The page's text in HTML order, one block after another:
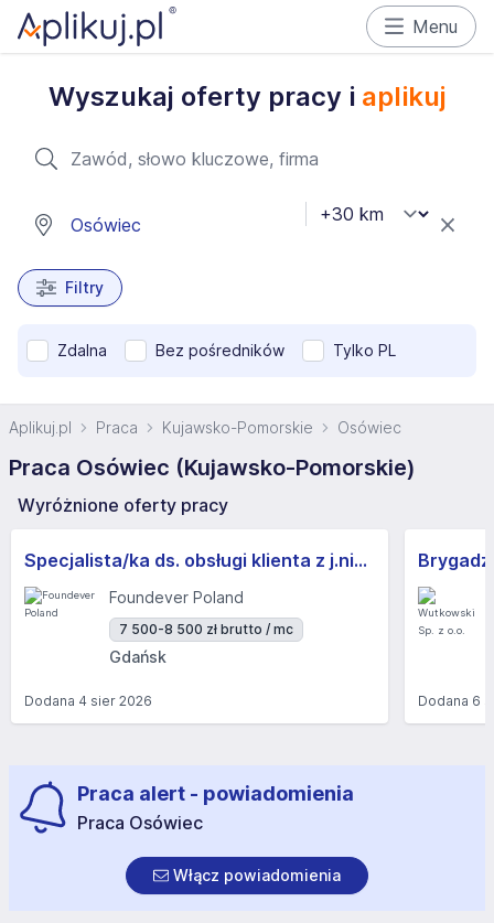
Menu
Wyszukaj oferty pracy i aplikuj
Filtry
Zdalna Bez pośredników Tylko PL
Aplikuj.pl Praca Kujawsko-Pomorskie Osówiec
Praca Osówiec (Kujawsko-Pomorskie)
Wyróżnione oferty pracy
Specjalista/ka ds. obsługi klienta z j.niemieckim
Foundever Poland
7 500-8 500 zł brutto / mc
Gdańsk
Dodana 4 sier 2026 Dodana 6
Praca alert - powiadomienia
Praca Osówiec
Włącz powiadomienia